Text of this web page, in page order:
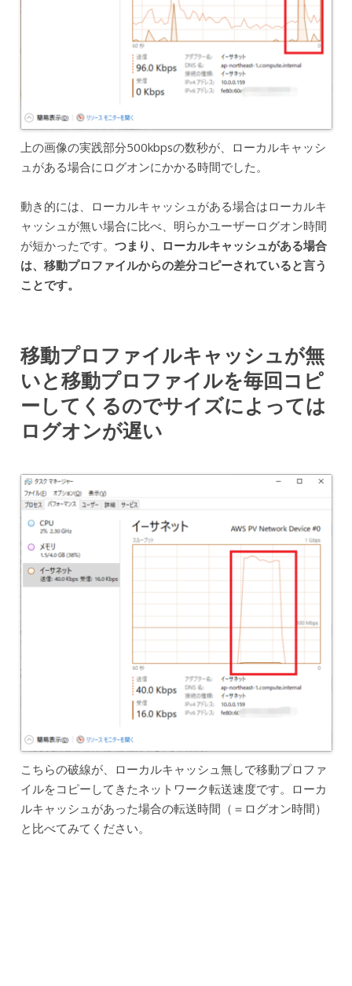
上の画像の実践部分500kbpsの数秒が、ローカルキャッシ
ュがある場合にログオンにかかる時間でした。
動き的には、ローカルキャッシュがある場合はローカルキ
ャッシュが無い場合に比べ、明らかユーザーログオン時間
が短かったです。 つまり、ローカルキャッシュがある場合
は、移動プロファイルからの差分コピーされていると言う
ことです。
移動プロファイルキャッシュが無
いと移動プロファイルを毎回コピ
ーしてくるのでサイズによっては
ログオンが遅い
こちらの破線が、ローカルキャッシュ無しで移動プロファ
イルをコピーしてきたネットワーク転送速度です。ローカ
ルキャッシュがあった場合の転送時間（＝ログオン時間）
と比べてみてください。